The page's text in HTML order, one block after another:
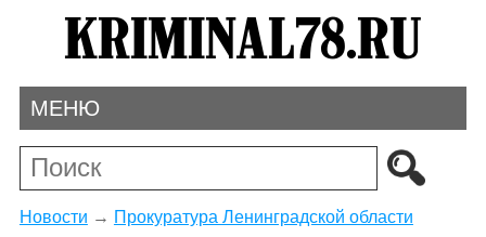
МЕНЮ
Новости → Прокуратура Ленинградской области